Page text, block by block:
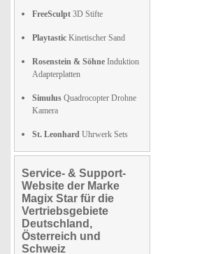
FreeSculpt 3D Stifte
Playtastic Kinetischer Sand
Rosenstein & Söhne Induktion
Adapterplatten
Simulus Quadrocopter Drohne
Kamera
St. Leonhard Uhrwerk Sets
Service- & Support-
Website der Marke
Magix Star für die
Vertriebsgebiete
Deutschland,
Österreich und
Schweiz